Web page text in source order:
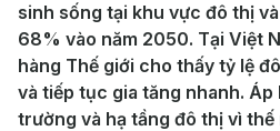
sinh sống tại khu vực đô thị
68% vào năm 2050. Tại Việt
hàng Thế giới cho thấy tỷ lệ
và tiếp tục gia tăng nhanh.
trường và hạ tầng đô thị vì